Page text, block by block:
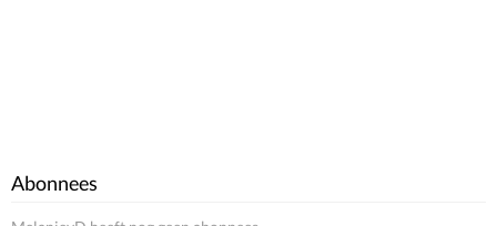
Abonnees